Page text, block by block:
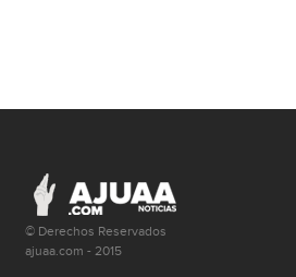
© Derechos Reservados
ajuaa.com - 2015